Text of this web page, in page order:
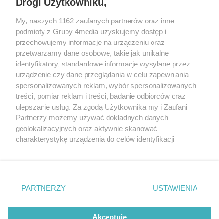
kibiców czeka wiele atrakcji. Bilety
w sprzedaży.
REKLAMA
Reklama Kontakt
Informacja o Nadawcy
Szukaj
Drogi Użytkowniku,
My, naszych 1162 zaufanych partnerów oraz inne
podmioty z Grupy 4media uzyskujemy dostęp i
przechowujemy informacje na urządzeniu oraz
przetwarzamy dane osobowe, takie jak unikalne
identyfikatory, standardowe informacje wysyłane przez
urządzenie czy dane przeglądania w celu zapewniania
spersonalizowanych reklam, wybór spersonalizowanych
treści, pomiar reklam i treści, badanie odbiorców oraz
ulepszanie usług. Za zgodą Użytkownika my i Zaufani
Partnerzy możemy używać dokładnych danych
geolokalizacyjnych oraz aktywnie skanować
charakterystykę urządzenia do celów identyfikacji.
zmienić/wycofać klikając przycisk ustawień prywatności
znajdujący się w lewym dolnym rogu strony
. Niektóre
użytkownika, ale masz prawo sprzeciwić się takiemu
PARTNERZY USTAWIENIA
Akceptuję